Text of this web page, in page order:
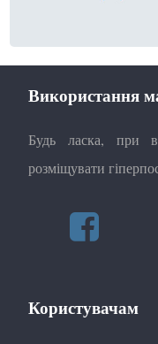
Використання
Будь ласка, при
розміщувати
Користувачам